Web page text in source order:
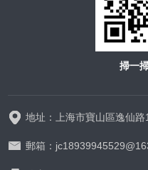
掃一掃
地址：上海市寶山區逸仙
郵箱：